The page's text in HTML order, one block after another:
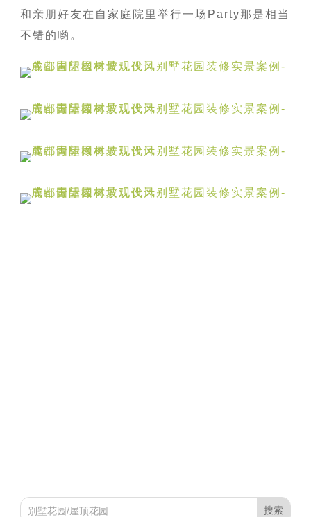
和亲朋好友在自家庭院里举行一场Party那是相当
不错的哟。